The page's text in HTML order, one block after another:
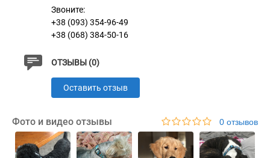
Звоните:
+38 (093) 354-96-49
+38 (068) 384-50-16
ОТЗЫВЫ (0)
Оставить отзыв
Фото и видео отзывы 0 отзывов